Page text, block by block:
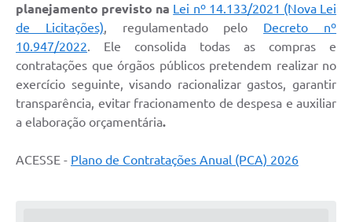
Audiências Públicas
Plano Diretor - Projetos
Carta de Serviços
Diário Oficial
planejamento previsto na Lei nº 14.133/2021 (Nova Lei
de Licitações), regulamentado pelo Decreto nº
10.947/2022. Ele consolida todas as compras e
contratações que órgãos públicos pretendem realizar no
exercício seguinte, visando racionalizar gastos, garantir
transparência, evitar fracionamento de despesa e auxiliar
a elaboração orçamentária.
ACESSE - Plano de Contratações Anual (PCA) 2026